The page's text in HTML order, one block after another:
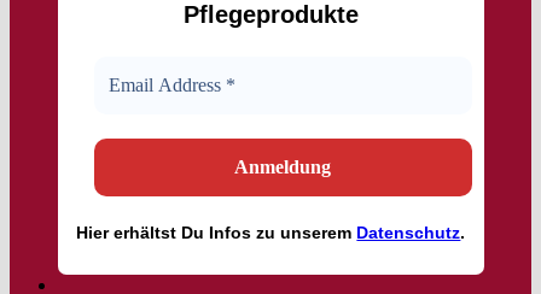
Pflegeprodukte
Hiererhältst Du Infos zu unserem Datenschutz.